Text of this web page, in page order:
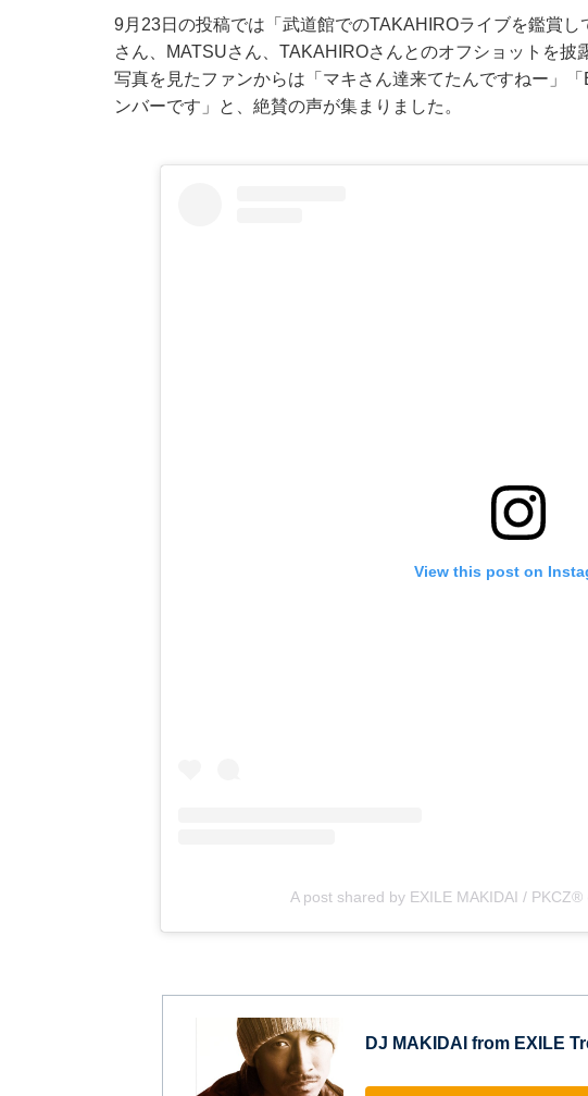
9月23日の投稿では「武道館でのTAKAHIROライブを鑑賞
さん、MATSUさん、TAKAHIROさんとのオフショットを披
写真を見たファンからは「マキさん達来てたんですねー」
ンバーです」と、絶賛の声が集まりました。
View this post on
A post shared by EXILE MAKIDAI /
DJ MAKIDAI from EXILE